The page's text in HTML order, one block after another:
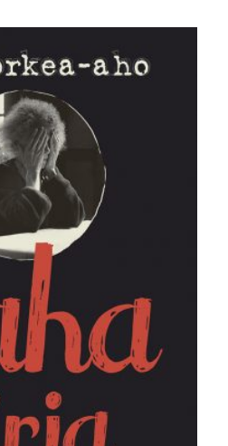
oli:
20,00 €.
on:
5,00 €.